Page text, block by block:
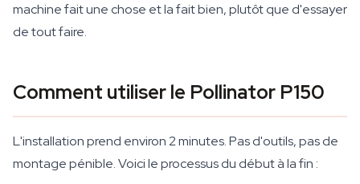
machine fait une chose et la fait bien, plutôt que d'essayer
de tout faire.
Comment utiliser le Pollinator P150
L'installation prend environ 2 minutes. Pas d'outils, pas de
montage pénible. Voici le processus du début à la fin :